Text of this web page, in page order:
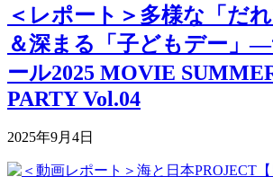
＜レポート＞多様な「だれ
＆深まる「子どもデー」
ール2025 MOVIE
PARTY Vol.04
2025年9月4日